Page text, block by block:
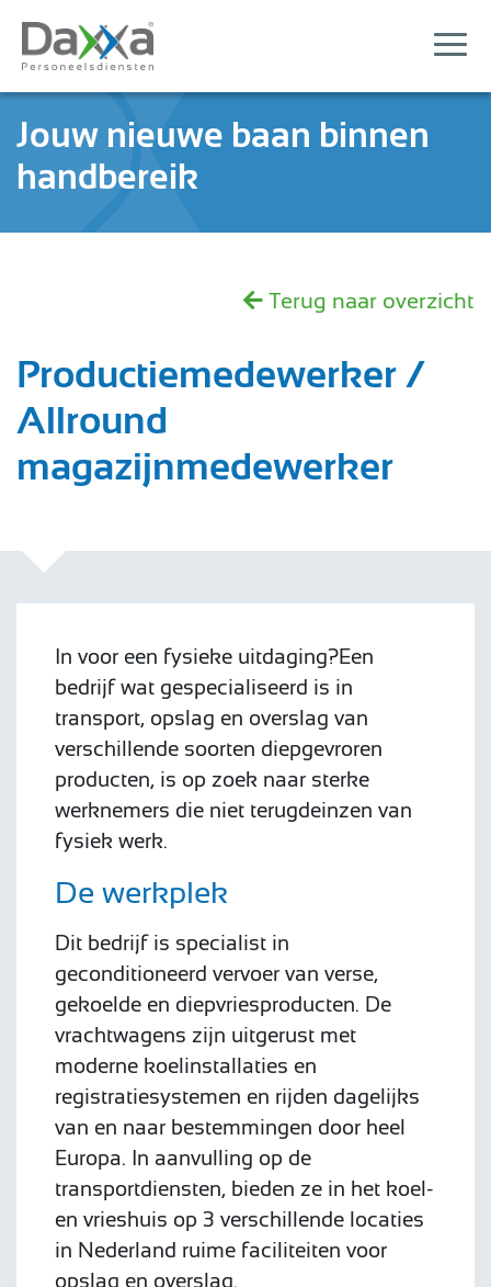
Jouw nieuwe baan binnen
handbereik
Productiemedewerker /
Allround
magazijnmedewerker
Terug naar overzicht
In voor een fysieke uitdaging?Een
bedrijf wat gespecialiseerd is in
transport, opslag en overslag van
verschillende soorten diepgevroren
producten, is op zoek naar sterke
werknemers die niet terugdeinzen van
fysiek werk.
De werkplek
Dit bedrijf is specialist in
geconditioneerd vervoer van verse,
gekoelde en diepvriesproducten. De
vrachtwagens zijn uitgerust met
moderne koelinstallaties en
registratiesystemen en rijden dagelijks
van en naar bestemmingen door heel
Europa. In aanvulling op de
transportdiensten, bieden ze in het koel-
en vrieshuis op 3 verschillende locaties
in Nederland ruime faciliteiten voor
opslag en overslag.